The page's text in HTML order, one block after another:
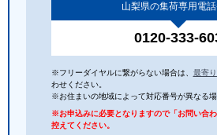
山梨県の集荷専用電
0120-333-
※フリーダイヤルに繋がらない場合は、 最寄
わせください。
※お住まいの地域によって対応番号が異なる場
※お申込みに必要となりますので「お問い合
控えてください。